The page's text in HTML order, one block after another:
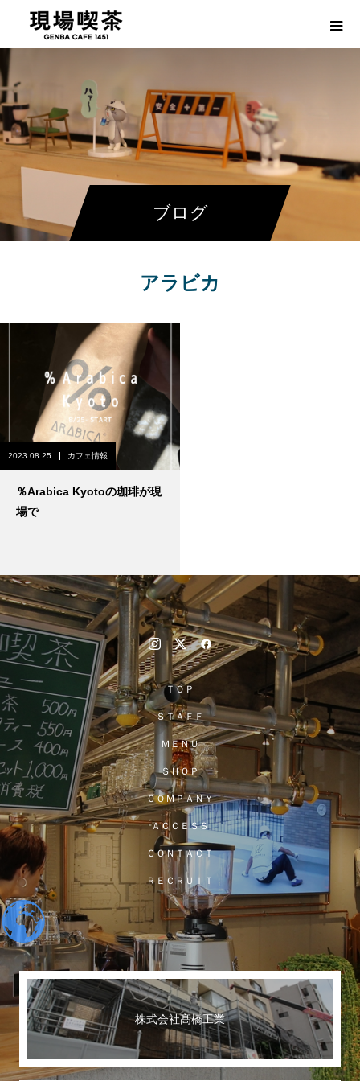
ブログ
アラビカ
2023.08.25 カフェ情報
％Arabica Kyotoの珈琲が現
場で
ＴＯＰ
ＳＴＡＦＦ
ＭＥＮＵ
ＳＨＯＰ
ＣＯＭＰＡＮＹ
ＡＣＣＥＳＳ
ＣＯＮＴＡＣＴ
ＲＥＣＲＵＩＴ
株式会社髙橋工業